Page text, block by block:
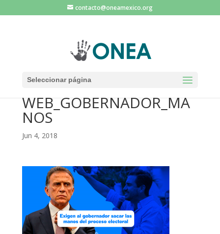
contacto@oneamexico.org
Seleccionar página
WEB_GOBERNADOR_MA
NOS
Jun 4, 2018